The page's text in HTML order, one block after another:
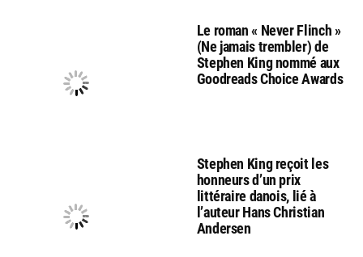
Le roman « Never Flinch »
(Ne jamais trembler) de
Stephen King nommé aux
Goodreads Choice Awards
Stephen King reçoit les
honneurs d’un prix
littéraire danois, lié à
l’auteur Hans Christian
Andersen